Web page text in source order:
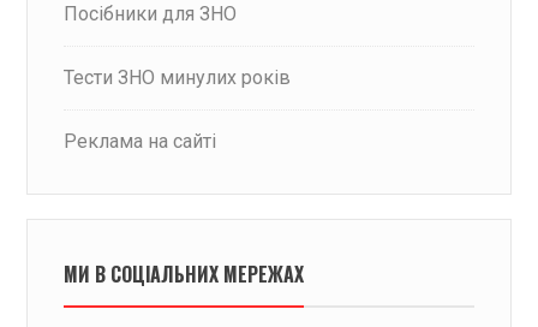
Посібники для ЗНО
Тести ЗНО минулих років
Реклама на сайті
МИ В СОЦІАЛЬНИХ МЕРЕЖАХ